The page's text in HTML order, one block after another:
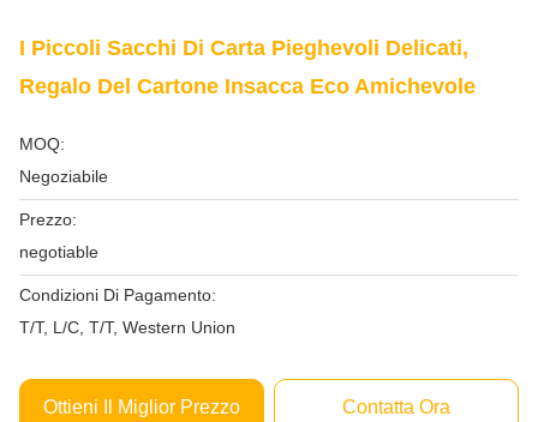
I Piccoli Sacchi Di Carta Pieghevoli Delicati,
Regalo Del Cartone Insacca Eco Amichevole
MOQ:
Negoziabile
Prezzo:
negotiable
Condizioni Di Pagamento:
T/T, L/C, T/T, Western Union
Ottieni Il Miglior Prezzo Contatta Ora